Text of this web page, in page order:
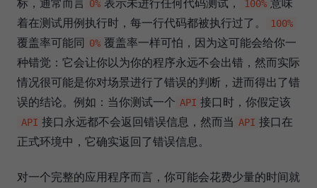
0% 100%
着在测试用例执行时，每一行代码都被执行过了。
100%
覆盖率可能同 0% 覆盖率一样可怕，因为这可能会给你一
种错觉：它会让你以为你的程序永远不会出错，然而实际
情况很可能是你对场景进行了错误的判断，进而得出了错
误的结论。例如：当你测试一个 API 接口时，你假定该
API 接口永远都不会返回错误信息，然而当 API 接口在
正式环境中，它确实返回了错误信息。
对一个完整的应用程序而言，你可能会花费少量的时间就